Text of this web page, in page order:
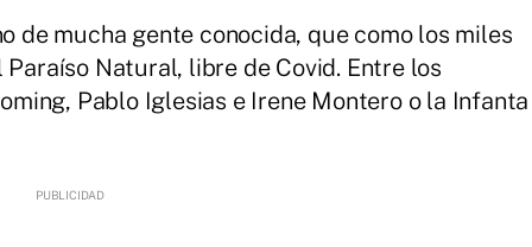
de mucha gente conocida, que como los miles
Natural, libre de Covid. Entre los
Pablo Iglesias e Irene Montero o la Infanta